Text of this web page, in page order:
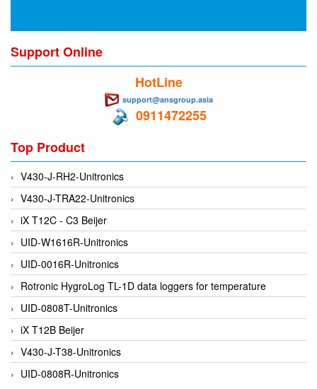
Cygnus
Cypet Vietnam
Danfoss
Datalogic Vietnam
Datexel
Debron VietNam
DEIF
Delmhorst VietNam
DELTA
Delta Ohm
Delta sensor
Delta-mobrey
DEMA Engineering/ Foam- IT
DESAX
Support Online
HotLine
support@ansgroup.asia
0911472255
Top Product
V430-J-RH2-Unitronics
V430-J-TRA22-Unitronics
iX T12C - C3 Beijer
UID-W1616R-Unitronics
UID-0016R-Unitronics
Rotronic HygroLog TL-1D data loggers for temperature
UID-0808T-Unitronics
iX T12B Beijer
V430-J-T38-Unitronics
UID-0808R-Unitronics